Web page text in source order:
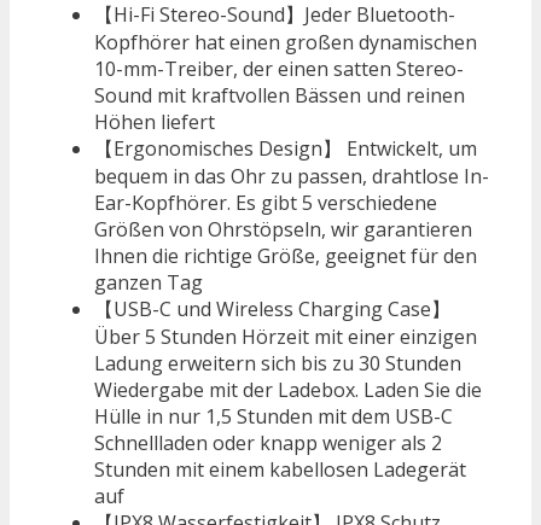
【Hi-Fi Stereo-Sound】Jeder Bluetooth-
Kopfhörer hat einen großen dynamischen
10-mm-Treiber, der einen satten Stereo-
Sound mit kraftvollen Bässen und reinen
Höhen liefert
【Ergonomisches Design】 Entwickelt, um
bequem in das Ohr zu passen, drahtlose In-
Ear-Kopfhörer. Es gibt 5 verschiedene
Größen von Ohrstöpseln, wir garantieren
Ihnen die richtige Größe, geeignet für den
ganzen Tag
【USB-C und Wireless Charging Case】
Über 5 Stunden Hörzeit mit einer einzigen
Ladung erweitern sich bis zu 30 Stunden
Wiedergabe mit der Ladebox. Laden Sie die
Hülle in nur 1,5 Stunden mit dem USB-C
Schnellladen oder knapp weniger als 2
Stunden mit einem kabellosen Ladegerät
auf